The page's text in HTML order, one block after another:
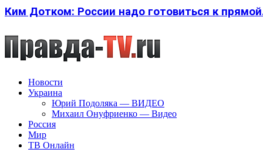
Ким Дотком: России надо готовиться к
Новости
Украина
Юрий Подоляка — ВИДЕО
Михаил Онуфриенко — Видео
Россия
Мир
ТВ Онлайн